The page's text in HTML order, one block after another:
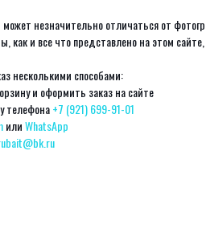
незначительно отличаться от
как и все что представлено на этом
несколькими способами:
и оформить заказ на сайте
телефона+7 (921) 699-91-01
илиWhatsApp